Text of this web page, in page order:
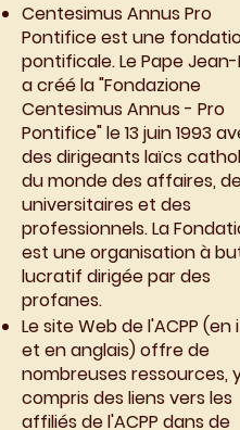
Centesimus Annus Pro
Pontifice est une
pontificale. Le Pape Jean-
a créé la "Fondazione
Centesimus Annus - Pro
Pontifice" le 13 juin 1993
des dirigeants laïcs
du monde des affaires,
universitaires et des
professionnels. La
est une organisation à
lucratif dirigée par des
profanes.
Le site Web de l'ACPP (en
et en anglais) offre de
nombreuses ressources,
compris des liens vers les
affiliés de l'ACPP dans de